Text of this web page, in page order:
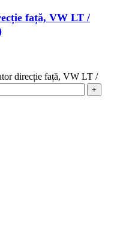
față, VW LT /
direcție față, VW LT /